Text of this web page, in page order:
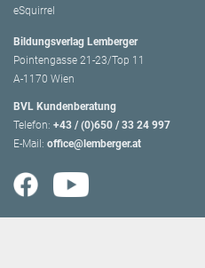
eSquirrel
Bildungsverlag Lemberger
Pointengasse 21-23/Top 11
A-1170 Wien
BVL Kundenberatung
Telefon: +43 / (0)650 / 33 24 997
E-Mail: office@lemberger.at